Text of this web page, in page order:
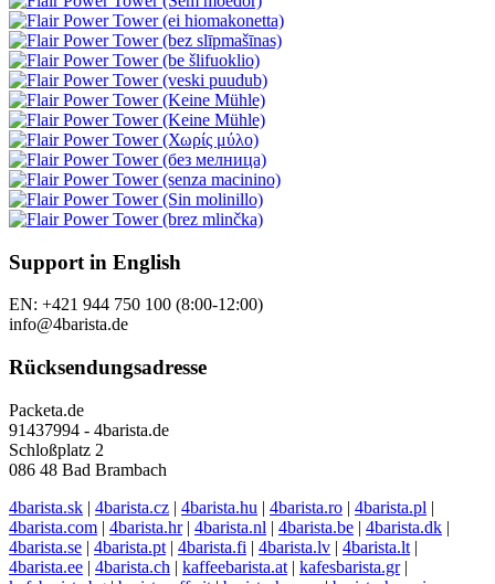
Support in English
EN: +421 944 750 100 (8:00-12:00)
info@4barista.de
Rücksendungsadresse
Packeta.de
91437994 - 4barista.de
Schloßplatz 2
086 48 Bad Brambach
4barista.sk | 4barista.cz | 4barista.hu | 4barista.ro | 4barista.pl |
4barista.com | 4barista.hr| 4barista.nl | 4barista.be | 4barista.dk |
4barista.se | 4barista.pt | 4barista.fi | 4barista.lv | 4barista.lt |
4barista.ee | 4barista.ch | kaffeebarista.at | kafesbarista.gr|